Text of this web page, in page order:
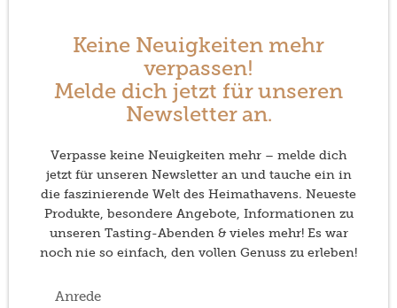
Keine Neuigkeiten mehr
verpassen!
Melde dich jetzt für unseren
Newsletter an.
Verpasse keine Neuigkeiten mehr – melde dich
jetzt für unseren Newsletter an und tauche ein in
die faszinierende Welt des Heimathavens. Neueste
Produkte, besondere Angebote, Informationen zu
unseren Tasting-Abenden & vieles mehr! Es war
noch nie so einfach, den vollen Genuss zu erleben!